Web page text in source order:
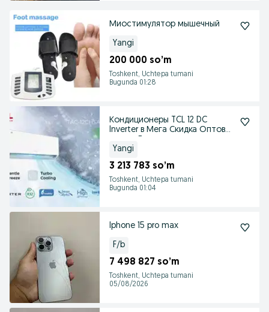
Миостимулятор мышечный
Yangi
200 000 so’m
Toshkent, Uchtepa tumani
Bugunda 01:28
Кондиционеры TCL 12 DC
Inverter в Мега Скидка Оптовая
Yangi
3 213 783 so’m
Toshkent, Uchtepa tumani
Bugunda 01:04
Iphone 15 pro max
F/b
7 498 827 so’m
Toshkent, Uchtepa tumani
05/08/2026